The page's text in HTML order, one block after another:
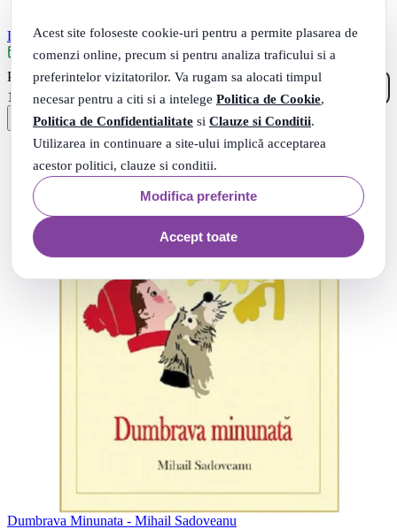
Acest site foloseste cookie-uri pentru a permite plasarea de
comenzi online, precum si pentru analiza traficului si a
preferintelor vizitatorilor. Va rugam sa alocati timpul
necesar pentru a citi si a intelege Politica de Cookie,
Politica de Confidentialitate si Clauze si Conditii.
Utilizarea in continuare a site-ului implică acceptarea
acestor politici, clauze si conditii.
Modifica preferinte
Accept toate
Lecturile copilariei pentru clasa a 3-a - Lucica Buzenchi
Livrare: maine
PRP: 16.00Lei
15
Lei
Dumbrava Minunata - Mihail Sadoveanu